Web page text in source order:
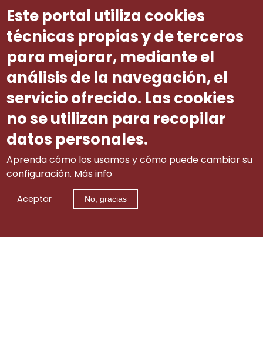
cabo con anterioridade á entrada en
vigor desta orde, co obxecto de
evitar situacións nas que, cumprindo
tódolos requisitos, unha empresa
non poida beneficiarse das axudas.
Número ditame
13
Este portal utiliza cookies
técnicas propias y de terceros
para mejorar, mediante el
análisis de la navegación, el
servicio ofrecido. Las cookies
no se utilizan para recopilar
datos personales.
Aprenda cómo los usamos y cómo puede cambiar su
configuración. Más info
Aceptar No, gracias